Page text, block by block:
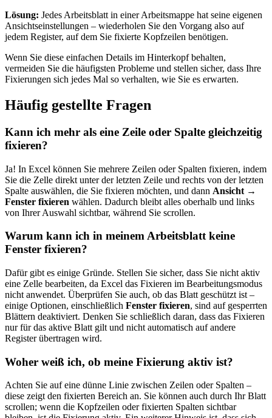
Lösung: Jedes Arbeitsblatt in einer Arbeitsmappe hat seine eigenen
Ansichtseinstellungen – wiederholen Sie den Vorgang also auf
jedem Register, auf dem Sie fixierte Kopfzeilen benötigen.
Wenn Sie diese einfachen Details im Hinterkopf behalten,
vermeiden Sie die häufigsten Probleme und stellen sicher, dass Ihre
Fixierungen sich jedes Mal so verhalten, wie Sie es erwarten.
Häufig gestellte Fragen
Kann ich mehr als eine Zeile oder Spalte gleichzeitig
fixieren?
Ja! In Excel können Sie mehrere Zeilen oder Spalten fixieren, indem
Sie die Zelle direkt unter der letzten Zeile und rechts von der letzten
Spalte auswählen, die Sie fixieren möchten, und dann Ansicht →
Fenster fixieren wählen. Dadurch bleibt alles oberhalb und links
von Ihrer Auswahl sichtbar, während Sie scrollen.
Warum kann ich in meinem Arbeitsblatt keine
Fenster fixieren?
Dafür gibt es einige Gründe. Stellen Sie sicher, dass Sie nicht aktiv
eine Zelle bearbeiten, da Excel das Fixieren im Bearbeitungsmodus
nicht anwendet. Überprüfen Sie auch, ob das Blatt geschützt ist –
einige Optionen, einschließlich Fenster fixieren, sind auf gesperrten
Blättern deaktiviert. Denken Sie schließlich daran, dass das Fixieren
nur für das aktive Blatt gilt und nicht automatisch auf andere
Register übertragen wird.
Woher weiß ich, ob meine Fixierung aktiv ist?
Achten Sie auf eine dünne Linie zwischen Zeilen oder Spalten –
diese zeigt den fixierten Bereich an. Sie können auch durch Ihr Blatt
scrollen; wenn die Kopfzeilen oder fixierten Spalten sichtbar